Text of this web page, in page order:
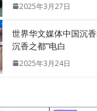
2025年3月27日
世界华文媒体中国沉
沉香之都”电白
2025年3月24日